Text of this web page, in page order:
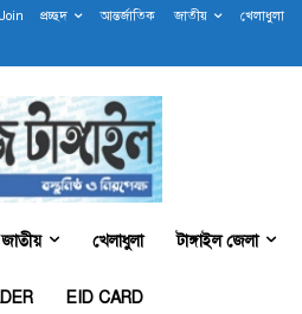
প্রচ্ছদ আন্তর্জাতিক জাতীয় খেলাধুলা
জাতীয় খেলাধুলা টাঙ্গাইল জেলা
EID CARD